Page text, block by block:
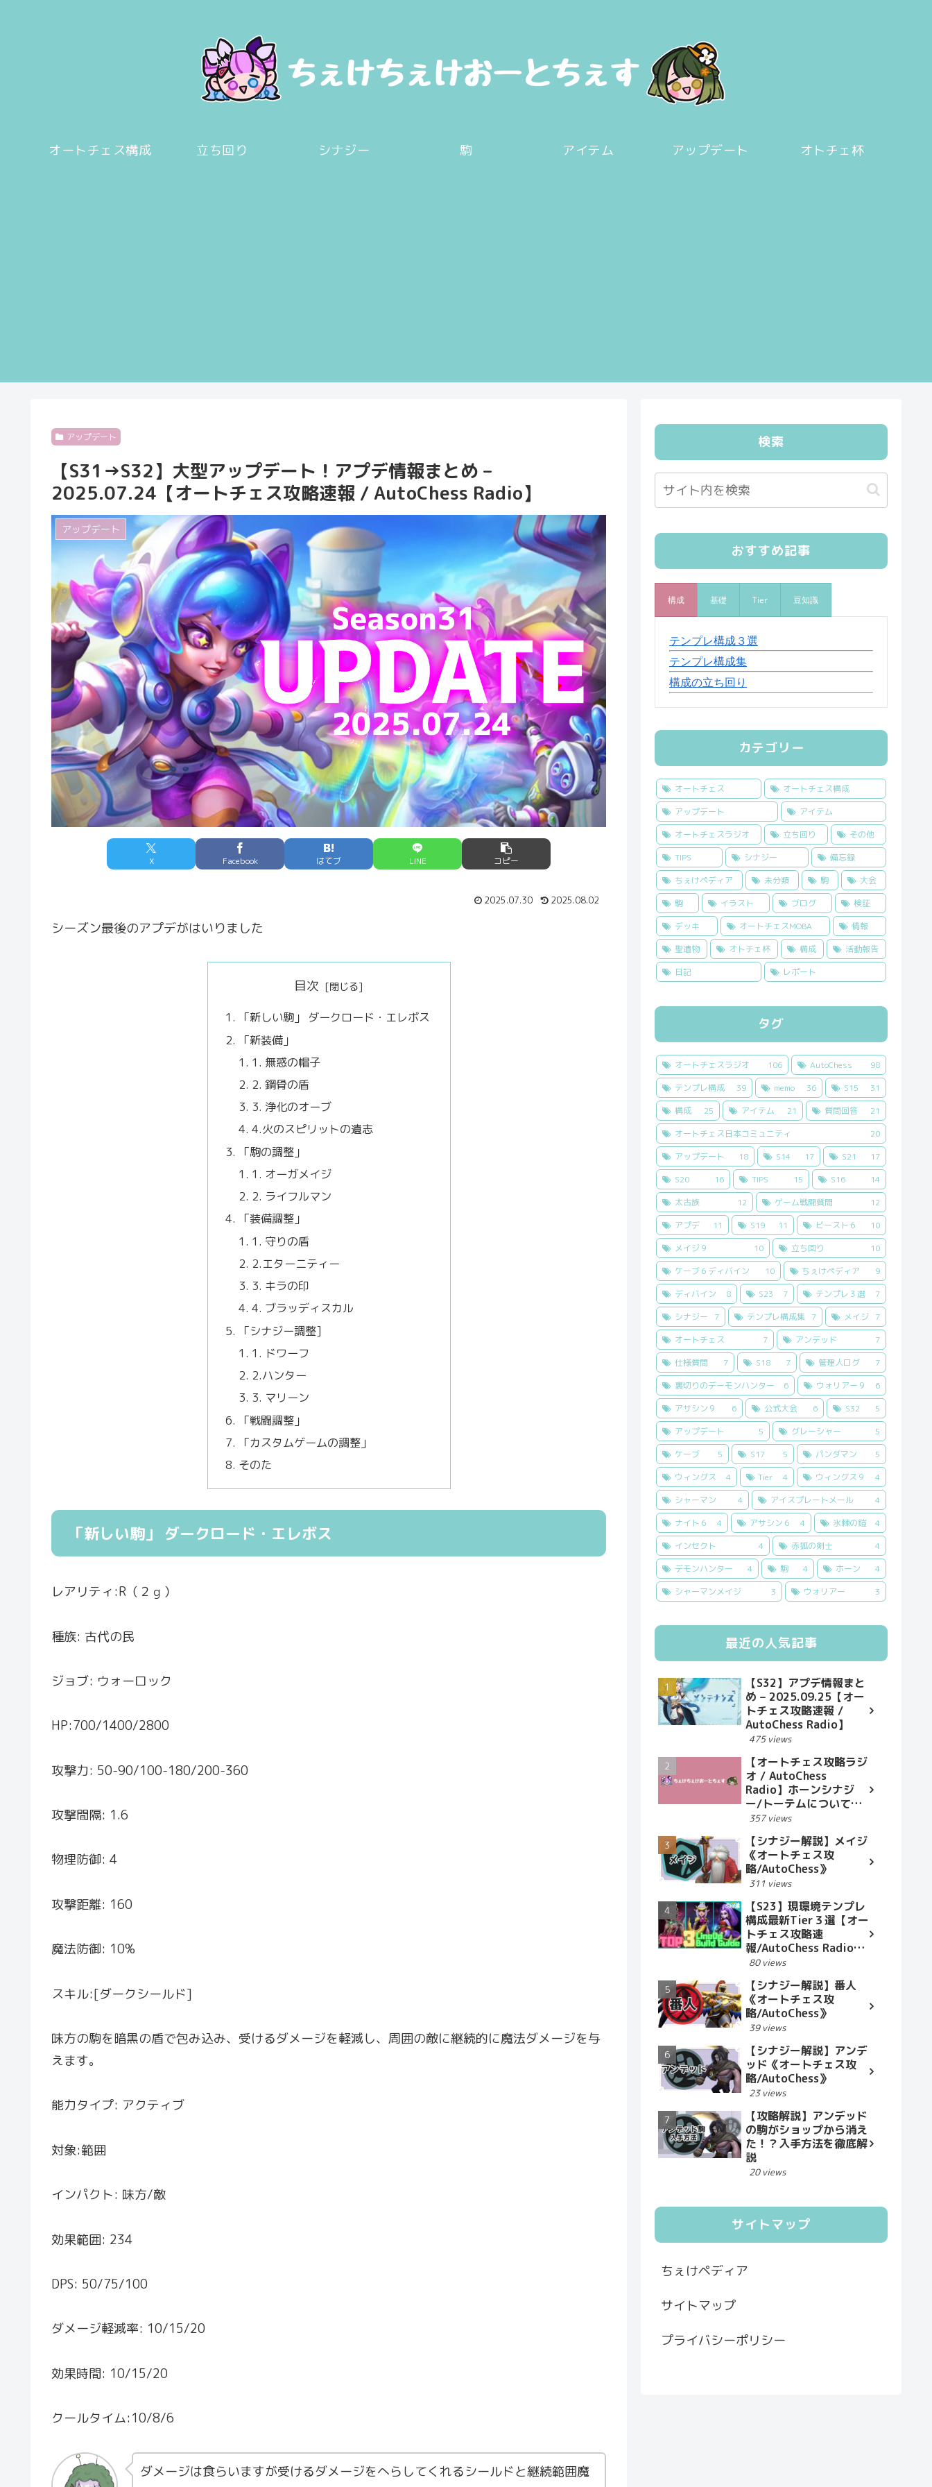
オートチェス構成 立ち回り シナジー 駒 アイテム アップデート オトチェ杯
アップデート
【S31→S32】大型アップデート！アプデ情報まとめ –
2025.07.24【オートチェス攻略速報 / AutoChess Radio】
アップデート
X Facebook はてブ LINE コピー
2025.07.30 2025.08.02
シーズン最後のアプデがはいりました
目次
「新しい駒」 ダークロード・エレボス
「新装備」
1. 無惑の帽子
2. 鋼骨の盾
3. 浄化のオーブ
4.火のスピリットの遺志
「駒の調整」
1. オーガメイジ
2. ライフルマン
「装備調整」
1. 守りの盾
2.エターニティー
3. キラの印
4. ブラッディスカル
「シナジー調整]
1. ドワーフ
2.ハンター
3. マリーン
「戦闘調整」
「カスタムゲームの調整」
そのた
「新しい駒」 ダークロード・エレボス
レアリティ:R（２ｇ）
種族: 古代の民
ジョブ: ウォーロック
HP:700/1400/2800
攻撃力: 50-90/100-180/200-360
攻撃間隔: 1.6
物理防御: 4
攻撃距離: 160
魔法防御: 10%
スキル:[ダークシールド]
味方の駒を暗黒の盾で包み込み、受けるダメージを軽減し、周囲の敵に継続的に魔法ダメージを与
えます。
能力タイプ: アクティブ
対象:範囲
インパクト: 味方/敵
効果範囲: 234
DPS: 50/75/100
ダメージ軽減率: 10/15/20
効果時間: 10/15/20
クールタイム:10/8/6
ダメージは食らいますが受けるダメージをへらしてくれるシールドと継続範囲魔
検索
おすすめ記事
構成 基礎 Tier 豆知識
テンプレ構成３選
テンプレ構成集
構成の立ち回り
カテゴリー
オートチェス
オートチェス構成
アップデート
アイテム
オートチェスラジオ
立ち回り
その他
TIPS
シナジー
備忘録
ちぇけペディア
未分類 駒
大会
駒
イラスト ブログ
検証
デッキ
オートチェスMOBA
情報
聖遺物
オトチェ杯 構成
活動報告
日記
レポート
タグ
オートチェスラジオ 106 AutoChess
98
テンプレ構成
39 memo 36 S15
31
構成
25 アイテム 21 質問回答
21
オートチェス日本コミュニティ
20
アップデート
18 S14 17 S21
17
S20
16 TIPS 15 S16
14
太古族
12 ゲーム戦闘質問
12
アプデ
11 S19 11 ビースト６
10
メイジ９
10 立ち回り
10
ケーブ６ディバイン
10 ちぇけペディア
9
ディバイン
8 S23 7 テンプレ３選
7
シナジー
7 テンプレ構成集 7 メイジ
7
オートチェス
7 アンデッド
7
仕様質問
7 S18 7 管理人ログ
7
裏切りのデーモンハンター
6 ウォリアー９
6
アサシン９
6 公式大会 6 S32
5
アップデート
5 グレーシャー
5
ケーブ
5 S17 5 パンダマン
5
ウィングス
4 Tier 4 ウィングス９
4
シャーマン
4 アイスプレートメール
4
ナイト６
4 アサシン６ 4 氷棘の鎧
4
インセクト
4 赤狐の剣士
4
デモンハンター
4 駒 4 ホーン
4
シャーマンメイジ
3 ウォリアー 3
最近の人気記事
【S32】アプデ情報まと
め – 2025.09.25【オー
トチェス攻略速報 /
AutoChess Radio】
475 views
【オートチェス攻略ラジ
オ / AutoChess
Radio】ホーンシナジ
ー/トーテムについて
検証結果報告
357 views
【シナジー解説】メイジ
《オートチェス攻
略/AutoChess》
311 views
【S23】現環境テンプレ
構成最新Tier３選【オー
トチェス攻略速
報/AutoChess Radio】
2023.10.15
80 views
【シナジー解説】番人
《オートチェス攻
略/AutoChess》
39 views
【シナジー解説】アンデ
ッド《オートチェス攻
略/AutoChess》
23 views
【攻略解説】アンデッド
の駒がショップから消え
た！？入手方法を徹底解
説
20 views
サイトマップ
ちぇけペディア
サイトマップ
プライバシーポリシー